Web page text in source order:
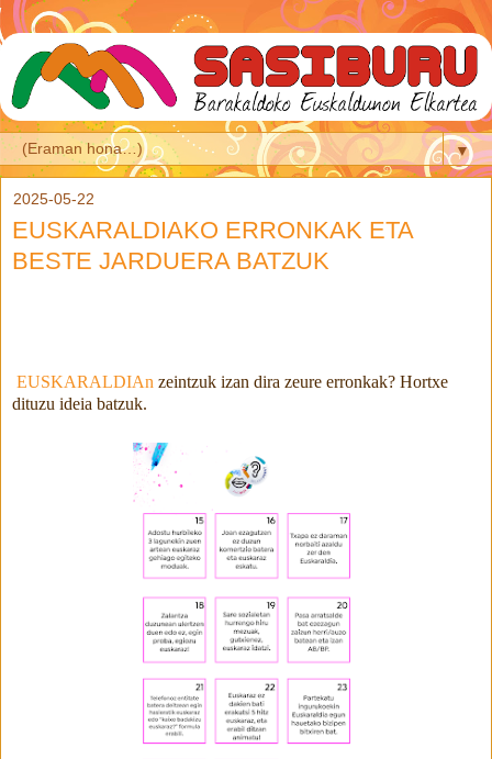
▼
2025-05-22
EUSKARALDIAKO ERRONKAK ETA
BESTE JARDUERA BATZUK
EUSKARALDIAn zeintzuk izan dira zeure erronkak? Hortxe
dituzu ideia batzuk.